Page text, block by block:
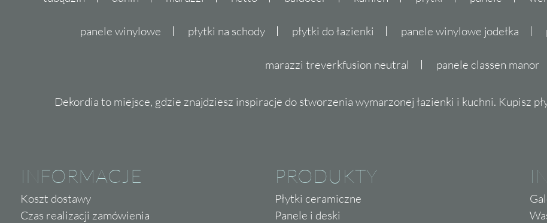
panele winylowe płytki na schody płytki do łazienki panele winylowe jodełka
marazzi treverkfusion neutral panele classen manor
Dekordia to miejsce, gdzie znajdziesz inspiracje do stworzenia wymarzonej łazienki i kuchni. Kupisz
INFORMACJE
Koszt dostawy
Czas realizacji zamówienia
PRODUKTY
Płytki ceramiczne
Panele i deski